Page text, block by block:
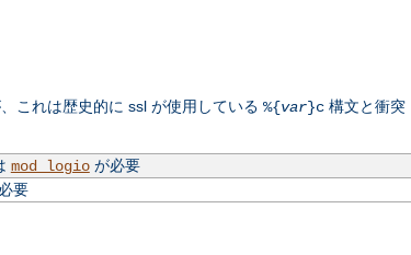
これは歴史的に ssl が使用している %{var}c構文と衝突
mod_logioが必要
要